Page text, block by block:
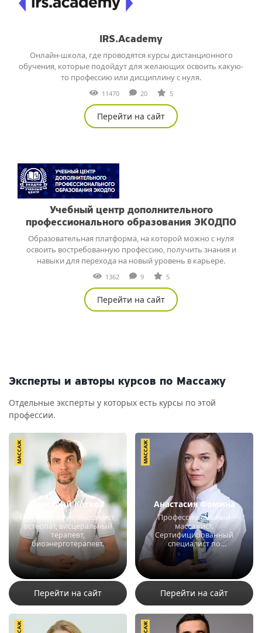
IRS.Academy
Онлайн-школа, где проводятся курсы дистанционного
обучения, которые подойдут для желающих освоить какую-
то профессию или дисциплину с нуля.
11470 20 5
Перейти на сайт
Учебный центр дополнительного
профессионального образования ЭКОДПО
Образовательная платформа, на которой можно с нуля
освоить востребованную профессию, получить знания и
навыки для перехода на новый уровень в карьере.
1362 9 5
Перейти на сайт
Эксперты и авторы курсов по Массажу
Отдельные эксперты у которых есть курсы по этой
профессии.
Дмитрий Катков
Психолог, коуч, массажист,
остеопат, висцеральный
терапевт,
биоэнерготерапевт.
12624 30
МАССАЖ
Перейти на сайт
Анастасия Фомина
Профессиональный
массажист.
Сертифицированный
специалист по
эстетической медицине.
9923 6 3
МАССАЖ
Перейти на сайт